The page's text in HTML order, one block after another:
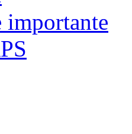
importante